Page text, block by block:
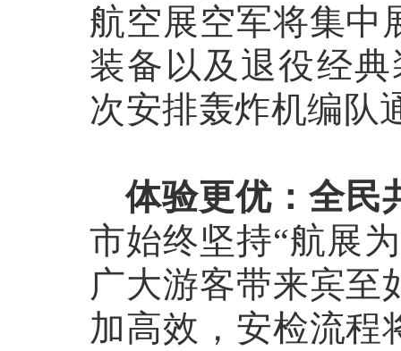
航空展空军将集中
装备以及退役经
次安排轰炸机编队
体验更优：全民
市始终坚持“航展
广大游客带来宾至
加高效，安检流程